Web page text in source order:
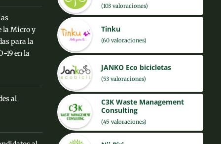
la Micro y
para la
19 en la
al
(103 valoraciones)
Tinku
(60 valoraciones)
JANKO Eco bicicletas
(53 valoraciones)
C3K Waste Management
Consulting
(45 valoraciones)